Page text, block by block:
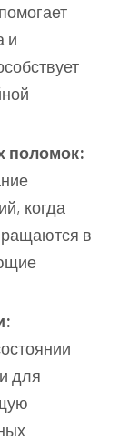
и
поломок:
когда
в
для